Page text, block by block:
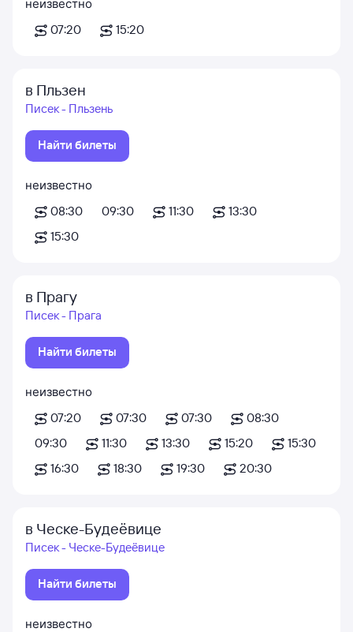
неизвестно
07:20
15:20
в Пльзен
Писек - Пльзень
Найти билеты
неизвестно
08:30
09:30 11:30
13:30
15:30
в Прагу
Писек - Прага
Найти билеты
неизвестно
07:20
07:30 07:30
08:30
09:30
11:30 13:30 15:20
15:30
16:30
18:30 19:30 20:30
в Ческе-Будеёвице
Писек - Ческе-Будеёвице
Найти билеты
неизвестно